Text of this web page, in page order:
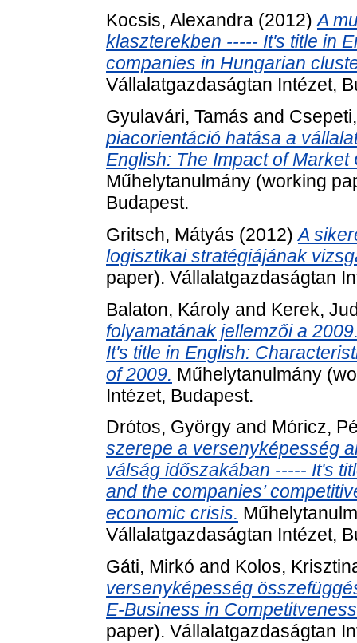
Kocsis, Alexandra (2012)A
klaszterekben ----- It's title in
companies in Hungarian
Vállalatgazdaságtan Intézet,
Gyulavári, Tamás and
piacorientáció hatása a
English: The Impact of
Műhelytanulmány (working
Budapest.
Gritsch, Mátyás (2012)A
logisztikai stratégiájának
paper). Vállalatgazdaságtan
Balaton, Károly and Kerek,
folyamatának jellemzői a
It's title in English:
of 2009. Műhelytanulmány
Intézet, Budapest.
Drótos, György and Móricz,
szerepe a versenyképesség
válság időszakában ----- It's
and the companies’
economic crisis.
Vállalatgazdaságtan Intézet,
Gáti, Mirkó and Kolos,
versenyképesség
E-Business in
paper). Vállalatgazdaságtan